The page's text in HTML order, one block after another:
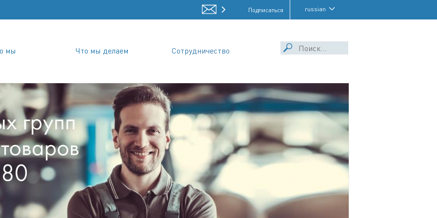
Подписаться russian
мы Что мы делаем Сотрудничество